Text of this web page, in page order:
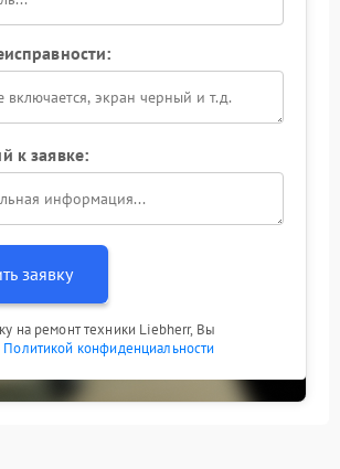
к заявке:
заявку
на ремонт техники Liebherr, Вы
Политикой конфиденциальности